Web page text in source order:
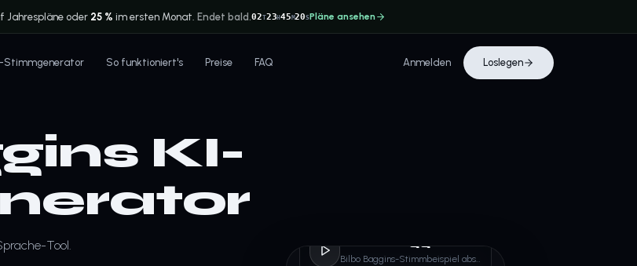
Jahrespläne oder 25 % im ersten Monat. Endet bald.02T23H45M19SPläne ansehen
Stimmgenerator So funktioniert's Preise FAQ Anmelden Loslegen
KI-
Tool.